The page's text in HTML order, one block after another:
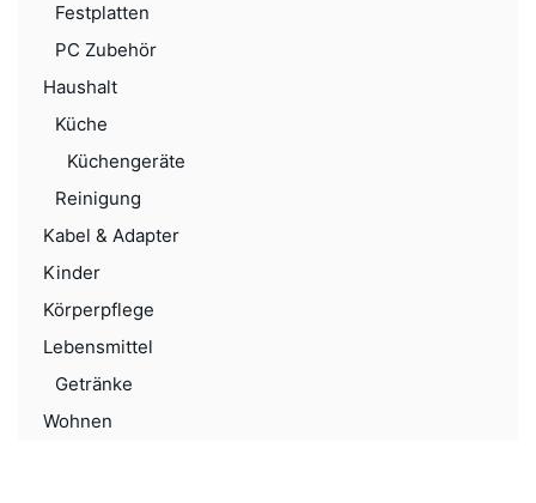
Festplatten
PC Zubehör
Haushalt
Küche
Küchengeräte
Reinigung
Kabel & Adapter
Kinder
Körperpflege
Lebensmittel
Getränke
Wohnen